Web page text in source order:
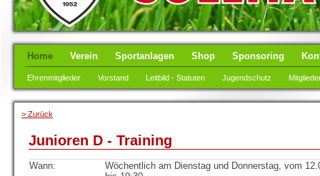
Home Verein Sportanlagen Shop Sponsoring
Ehrenmitglieder Vorstand Leitbild - Statuten Jugendschutz
> Zurück
Junioren D - Training
Wann:
Wöchentlich am Dienstag und Donnerstag, vom